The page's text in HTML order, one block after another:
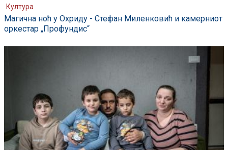
Култура
Магична ноћ у Охриду - Стефан Миленковић и камерниот
оркестар „Профундис“